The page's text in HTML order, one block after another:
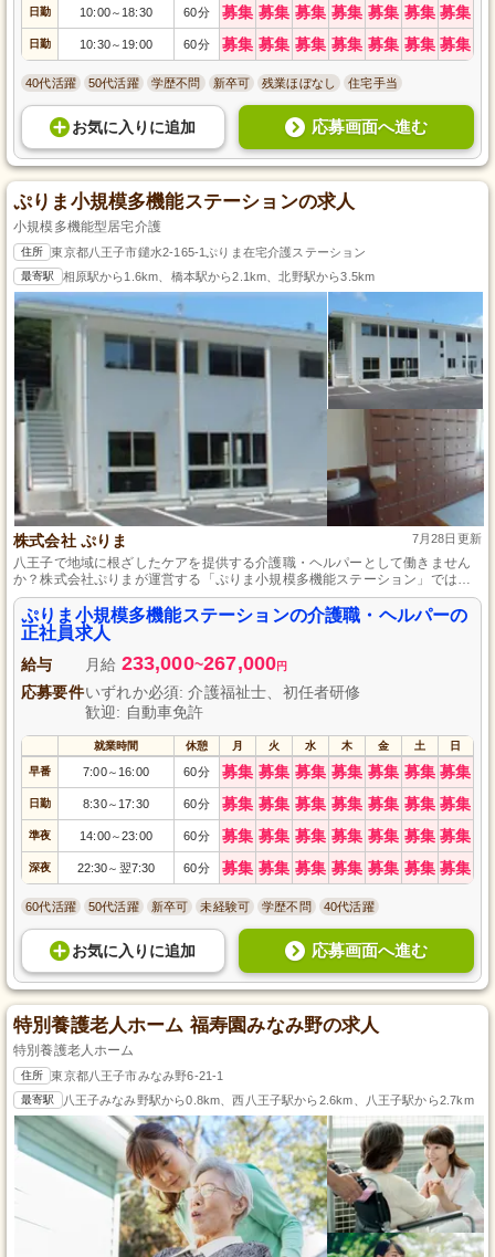
日勤 10:00～ 18:30 60分 募集 募集 募集 募集 募集 募集 募集
日勤 10:30～ 19:00 60分 募集 募集 募集 募集 募集 募集 募集
40代活躍 50代活躍 学歴不問 新卒可 残業ほぼなし 住宅手当
お気に入り に追加 応募画面へ進む
ぷりま小規模多機能ステーションの求人
小規模多機能型居宅介護
住所 東京都八王子市鑓水2-165-1ぷりま在宅介護ステーション
最寄駅 相原駅から1.6km、橋本駅から2.1km、北野駅から3.5km
株式会社 ぷりま 7月28日更新
八王子で地域に根ざしたケアを提供する介護職・ヘルパーとして働きません
か？株式会社ぷりまが運営する「ぷりま小規模多機能ステーション」では、
心温まる日常を支える仲間を募集しています。初任者研修があれば経験不問
で、利用者様の生活の質を向上させるやりがいのある仕事です。地域密着型
の職場で、安定した正社員としてキャリアを築きながらスキルを磨き、私た
ちと一緒に多くの笑顔を創り出しましょう。
ぷりま小規模多機能ステーションの介護職・ヘルパーの
正社員求人
給与 月給 233,000~267,000円
応募要件いずれか必須: 介護福祉士、初任者研修
歓迎: 自動車免許
就業時間 休憩 月 火 水 木 金 土 日
早番 7:00～ 16:00 60分 募集 募集 募集 募集 募集 募集 募集
日勤 8:30～ 17:30 60分 募集 募集 募集 募集 募集 募集 募集
準夜 14:00～23:00 60分 募集 募集 募集 募集 募集 募集 募集
深夜 22:30～ 翌7:30 60分 募集 募集 募集 募集 募集 募集 募集
60代活躍 50代活躍 新卒可 未経験可 学歴不問 40代活躍
お気に入り に追加 応募画面へ進む
特別養護老人ホーム 福寿園みなみ野の求人
特別養護老人ホーム
住所 東京都八王子市みなみ野6-21-1
最寄駅 八王子みなみ野駅から0.8km、西八王子駅から2.6km、八王子駅から2.7km